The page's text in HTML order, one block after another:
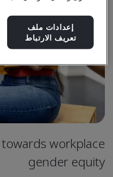
workplace
gender equity
إعدادات ملف
تعريف الارتباط